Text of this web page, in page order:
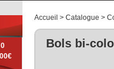
Accueil > Catalogue >
Bols bi-
0